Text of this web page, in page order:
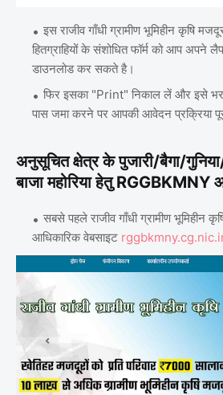
इस राजीव गाँधी ग्रामीण भूमिहीन कृषि
हितग्राहियों के संशोधित फॉर्म को आप अपने
डाउनलोड कर सकते है।
फिर इसका "Print" निकाल लें और इसे भर
पास जमा करने पर आपकी आवेदन प्रक्रिया
अनुसूचित क्षेत्र के पुजारी/बैगा/
बाजा महोरिया हेतु RGGBKMNY
सबसे पहले राजीव गाँधी ग्रामीण भूमिहीन
आधिकारिक वेबसाइट